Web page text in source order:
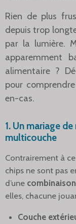
Rien de plus
depuis trop
par la lumière.
apparemment
alimentaire ?
pour
en-cas.
1. Un mariage
multicouche
Contrairement à
chips ne sont pas
d’une
elles, chacune
Couche